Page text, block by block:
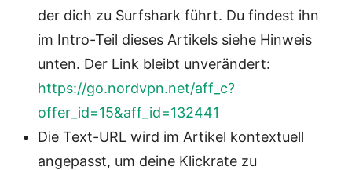
der dich zu Surfshark führt. Du findest ihn
im Intro-Teil dieses Artikels siehe Hinweis
unten. Der Link bleibt unverändert:
https://go.nordvpn.net/aff_c?
offer_id=15&aff_id=132441
Die Text-URL wird im Artikel kontextuell
angepasst, um deine Klickrate zu